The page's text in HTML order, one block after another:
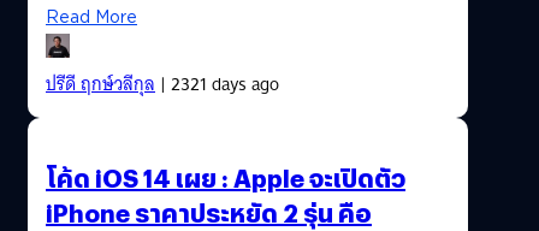
Read More
ปรีดี ฤกษ์วลีกุล| 2321 days ago
โค้ด iOS 14 เผย : Apple จะเปิดตัว
iPhone ราคาประหยัด 2 รุ่น คือ